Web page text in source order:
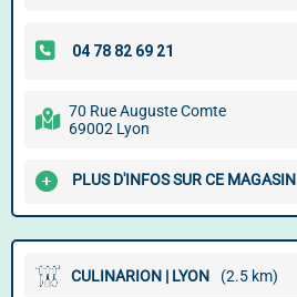
70 Rue Auguste Comte
69002 Lyon
PLUS D'INFOS SUR CE MAGASIN
CULINARION | LYON (2.5 km)